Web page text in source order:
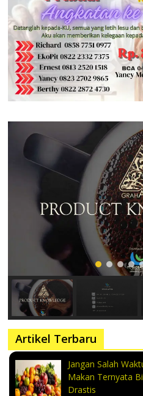
Artikel Terbaru
Jangan Salah
Makan Ternyata
Drastis